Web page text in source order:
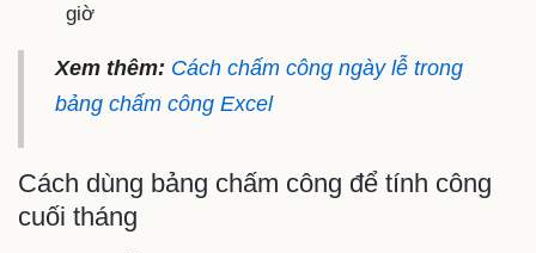
giờ
Xem thêm: Cách chấm công ngày lễ trong
bảng chấm công Excel
Cách dùng bảng chấm công để tính công
cuối tháng